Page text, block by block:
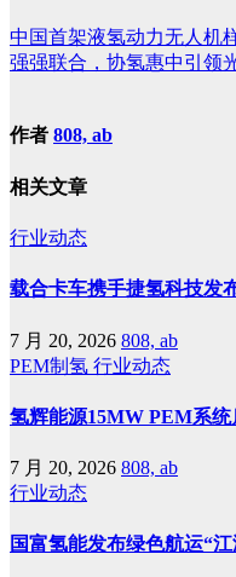
中国首架液氢动力无人机
强强联合，协氢惠中引领
作者 808, ab
相关文章
行业动态
载合卡车携手捷氢科技发
7 月 20, 2026 808, ab
PEM制氢 行业动态
氢辉能源15MW PEM系
7 月 20, 2026 808, ab
行业动态
国富氢能发布绿色航运“